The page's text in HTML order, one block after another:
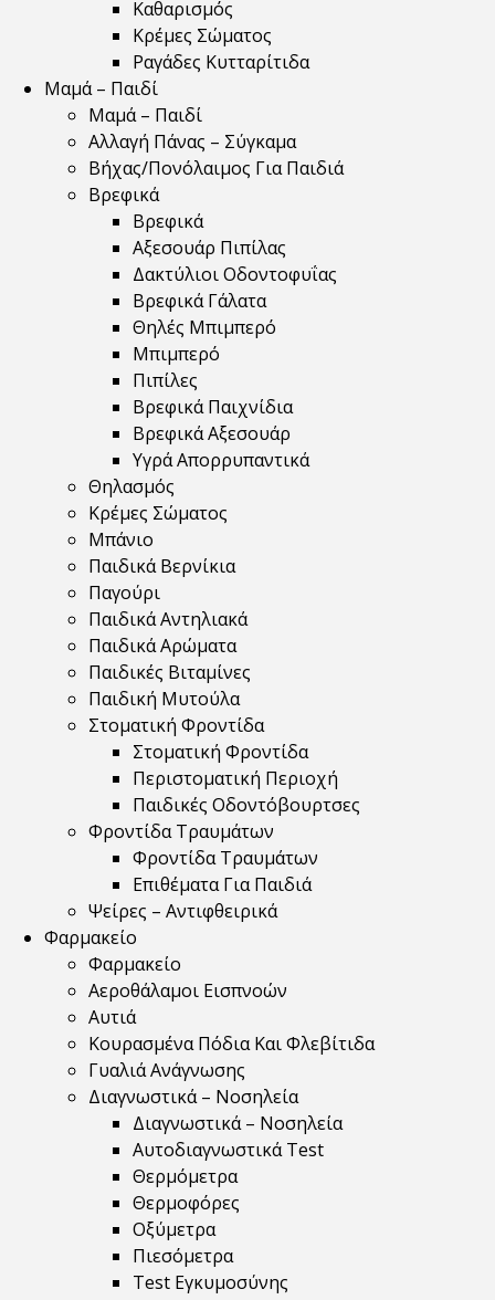
Καθαρισμός
Κρέμες Σώματος
Ραγάδες Κυτταρίτιδα
Μαμά – Παιδί
Μαμά – Παιδί
Αλλαγή Πάνας – Σύγκαμα
Βήχας/Πονόλαιμος Για Παιδιά
Βρεφικά
Βρεφικά
Αξεσουάρ Πιπίλας
Δακτύλιοι Οδοντοφυΐας
Βρεφικά Γάλατα
Θηλές Μπιμπερό
Μπιμπερό
Πιπίλες
Βρεφικά Παιχνίδια
Βρεφικά Αξεσουάρ
Υγρά Απορρυπαντικά
Θηλασμός
Κρέμες Σώματος
Μπάνιο
Παιδικά Βερνίκια
Παγούρι
Παιδικά Αντηλιακά
Παιδικά Αρώματα
Παιδικές Βιταμίνες
Παιδική Μυτούλα
Στοματική Φροντίδα
Στοματική Φροντίδα
Περιστοματική Περιοχή
Παιδικές Οδοντόβουρτσες
Φροντίδα Τραυμάτων
Φροντίδα Τραυμάτων
Επιθέματα Για Παιδιά
Ψείρες – Αντιφθειρικά
Φαρμακείο
Φαρμακείο
Αεροθάλαμοι Εισπνοών
Αυτιά
Κουρασμένα Πόδια Και Φλεβίτιδα
Γυαλιά Ανάγνωσης
Διαγνωστικά – Νοσηλεία
Διαγνωστικά – Νοσηλεία
Αυτοδιαγνωστικά Test
Θερμόμετρα
Θερμοφόρες
Οξύμετρα
Πιεσόμετρα
Test Εγκυμοσύνης